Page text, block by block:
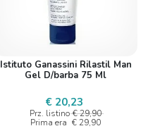
Istituto Ganassini Rilastil Man
Gel D/barba 75 Ml
€ 20,23
Prz. listino € 29,90
Prima era € 29,90